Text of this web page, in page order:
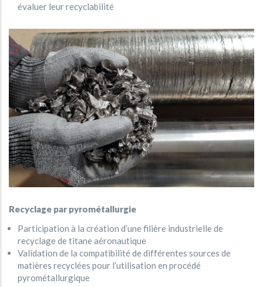
évaluer leur recyclabilité
Recyclage par pyrométallurgie
Participation à la création d’une filière industrielle de
recyclage de titane aéronautique
Validation de la compatibilité de différentes sources de
matières recyclées pour l’utilisation en procédé
pyrométallurgique